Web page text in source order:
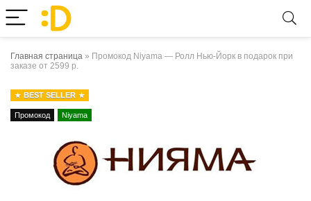
Главная страница » Промокод Niyama — Ролл Нью-Йорк в подарок при
заказе от 2599 р.
BEST SELLER
Промокод Niyama